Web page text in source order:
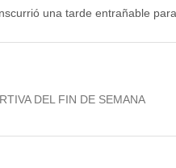
una tarde entrañable
DEL FIN DE SEMANA